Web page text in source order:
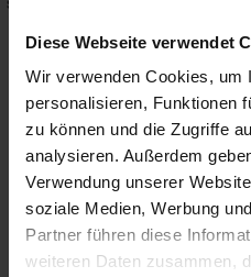
Diese Webseite verwendet
Wir verwenden Cookies, um
personalisieren, Funktionen
zu können und die Zugriffe
analysieren. Außerdem
Verwendung unserer
soziale Medien, Werbung
Partner führen diese
weiteren Daten zusammen,
Stilrichtung
Weitere Produkte aus der Serie